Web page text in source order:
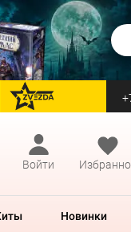
перейти на Zvezda
Войти
Новинки